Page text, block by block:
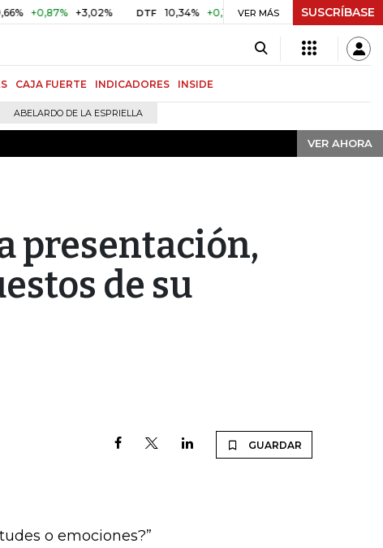
+0,87% +3,02% DTF 10,34% +0,10% +0,98% $ 416,91 +$
VER MÁS SUSCRÍBASE
CAJA FUERTE INDICADORES INSIDE
ABELARDO DE LA ESPRIELLA
VER AHORA
VER AHORA
presentación,
de su
GUARDAR
o emociones?”